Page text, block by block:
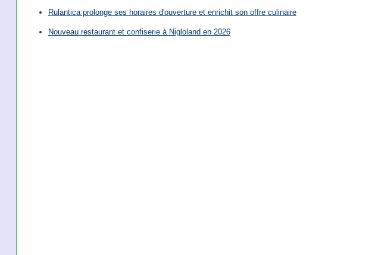
Rulantica prolonge ses horaires d'ouverture et enrichit son offre culinaire
Nouveau restaurant et confiserie à Nigloland en 2026